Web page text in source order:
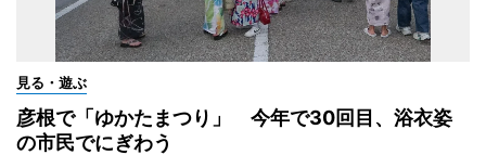
見る・遊ぶ
彦根で「ゆかたまつり」 今年で30回目、浴衣姿
の市民でにぎわう